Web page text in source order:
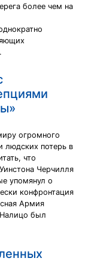
более чем на
огромного
людских потерь в
что
Черчилля
упомянул о
конфронтация
Армия
был